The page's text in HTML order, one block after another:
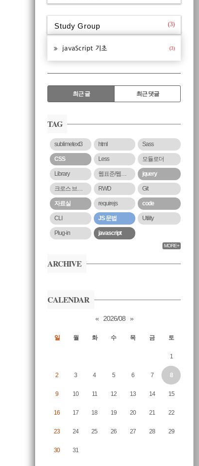
Study Group (3)
javaScript 기초 (3)
RECENTLY
최근 글 최근 댓글
근
글
TAG
sublimetext3 html Sass
CSS Less 모듈로더
Library 웹표준/웹접근성 jquery
크로스 브라우징 RWD Git
자료실 requirejs code
CLI JS 문법 Utility
Plug-in javascript
MORE+
ARCHIVE
CALENDAR
« 2026/08 »
일 월 화 수 목 금 토
1
2 3 4 5 6 7 8
9 10 11 12 13 14 15
16 17 18 19 20 21 22
23 24 25 26 27 28 29
30 31